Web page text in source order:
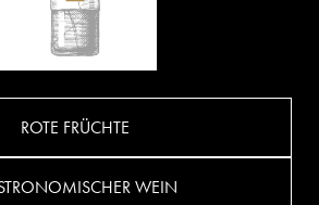
ROTE FRÜCHTE
WEIN